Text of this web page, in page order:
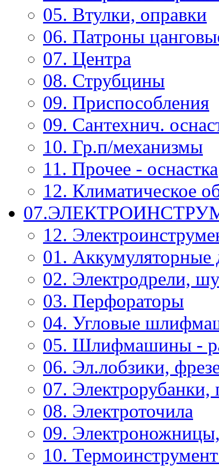
05. Втулки, оправки
06. Патроны
07. Центра
08. Струбцины
09. Приспособления
09. Сантехнич.
10. Гр.п/механизмы
11. Прочее - оснастка
12. Климатическое
12.
01. Аккумуляторные
02. Электродрели,
03. Перфораторы
04. Угловые
05. Шлифмашины -
06. Эл.лобзики,
07. Электрорубанки,
08. Электроточила
09.
10.